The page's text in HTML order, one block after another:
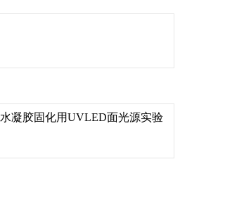
水凝胶固化用UVLED面光源实验